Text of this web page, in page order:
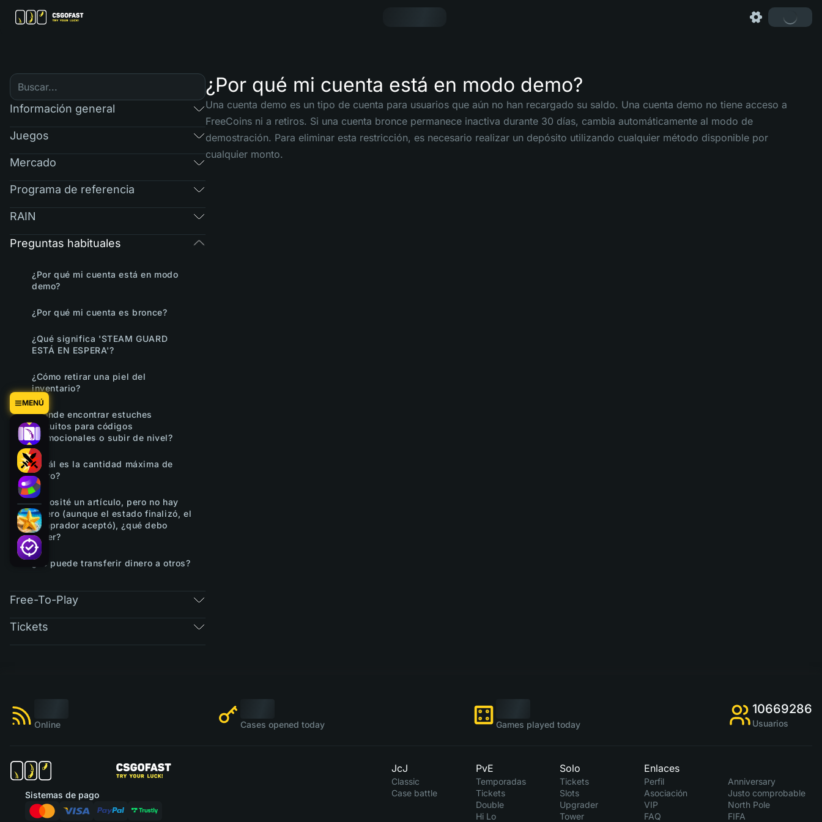
MENÚ
Información general
Juegos
Mercado
Programa de referencia
RAIN
Preguntas habituales
¿Por qué mi cuenta está en modo
demo?
¿Por qué mi cuenta es bronce?
¿Qué significa 'STEAM GUARD
ESTÁ EN ESPERA'?
¿Cómo retirar una piel del
inventario?
¿Dónde encontrar estuches
gratuitos para códigos
promocionales o subir de nivel?
¿Cuál es la cantidad máxima de
retiro?
Deposité un artículo, pero no hay
dinero (aunque el estado finalizó, el
comprador aceptó), ¿qué debo
hacer?
¿Se puede transferir dinero a otros?
Free-To-Play
Tickets
¿Por qué mi cuenta está en modo demo?
Una cuenta demo es un tipo de cuenta para usuarios que aún no han recargado su saldo. Una cuenta demo no tiene acceso a
FreeCoins ni a retiros. Si una cuenta bronce permanece inactiva durante 30 días, cambia automáticamente al modo de
demostración. Para eliminar esta restricción, es necesario realizar un depósito utilizando cualquier método disponible por
cualquier monto.
Online Cases opened today Games played today
10669286
Usuarios
Sistemas de pago
JcJ
Classic
Case battle
PvE
Temporadas
Tickets
Double
Hi Lo
Solo
Tickets
Slots
Upgrader
Tower
Enlaces
Perfil
Asociación
VIP
FAQ
Anniversary
Justo comprobable
North Pole
FIFA